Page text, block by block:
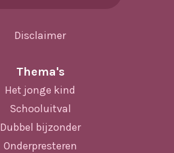
Disclaimer
Thema's
Het jonge kind
Schooluitval
Dubbel bijzonder
Onderpresteren